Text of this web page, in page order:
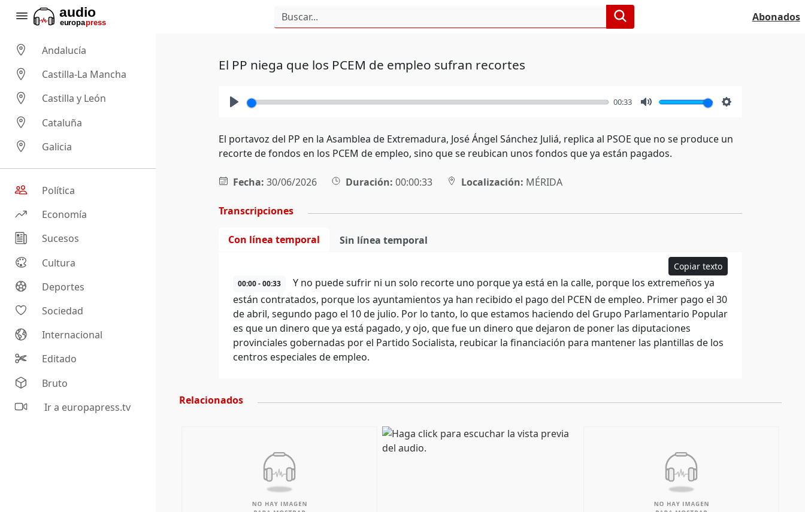
Abonados
Andalucía
Castilla-La Mancha
Castilla y León
Cataluña
Galicia
Política
Economía
Sucesos
Cultura
Deportes
Sociedad
Internacional
Editado
Bruto
Ir a europapress.tv
El PP niega que los PCEM de empleo sufran recortes
00:33
El portavoz del PP en la Asamblea de Extremadura, José Ángel Sánchez Juliá, replica al PSOE que no se produce un
recorte de fondos en los PCEM de empleo, sino que se reubican unos fondos que ya están pagados.
Fecha: 30/06/2026 Duración: 00:00:33 Localización: MÉRIDA
Transcripciones
Con línea temporal Sin línea temporal
Copiar texto
00:00 - 00:33
Y no puede sufrir ni un solo recorte uno porque ya está en la calle, porque los extremeños ya
están contratados, porque los ayuntamientos ya han recibido el pago del PCEN de empleo. Primer pago el 30
de abril, segundo pago el 10 de julio. Por lo tanto, lo que estamos haciendo del Grupo Parlamentario Popular
es que un dinero que ya está pagado, y ojo, que fue un dinero que dejaron de poner las diputaciones
provinciales gobernadas por el Partido Socialista, reubicar la financiación para mantener las plantillas de los
centros especiales de empleo.
Relacionados